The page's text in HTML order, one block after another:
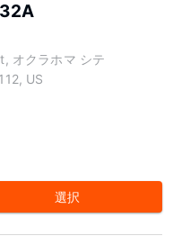
オクラホマ シテ
US
選択